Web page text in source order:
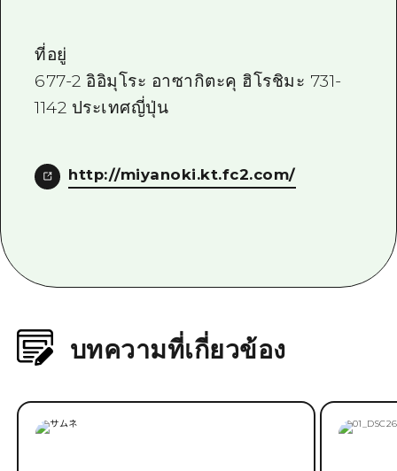
ที่อยู่
677-2 อิอิมุโระ อาซากิตะคุ ฮิโรชิมะ 731-
1142 ประเทศญี่ปุ่น
http://miyanoki.kt.fc2.com/
บทความที่เกี่ยวข้อง